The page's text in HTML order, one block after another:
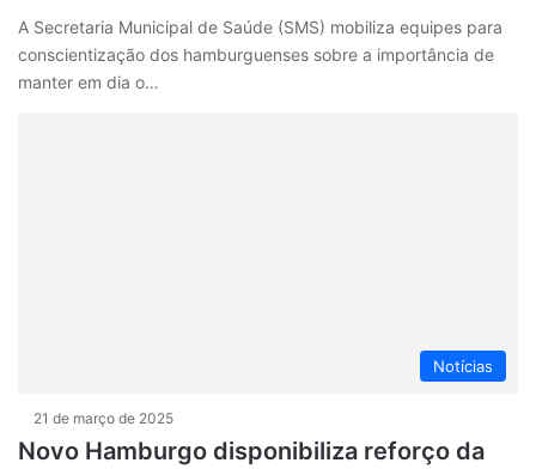
A Secretaria Municipal de Saúde (SMS) mobiliza equipes para
conscientização dos hamburguenses sobre a importância de
manter em dia o…
Notícias
21 de março de 2025
Novo Hamburgo disponibiliza reforço da